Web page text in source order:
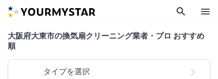
search menu
大阪府大東市の換気扇クリーニング業者・プロ おすすめ
順
タイプを選択